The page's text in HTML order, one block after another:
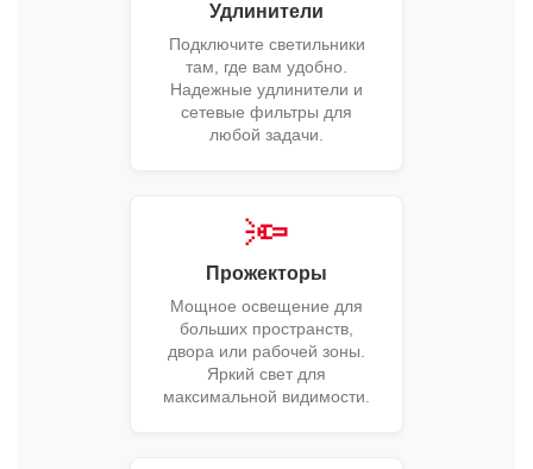
Удлинители
Подключите светильники
там, где вам удобно.
Надежные удлинители и
сетевые фильтры для
любой задачи.
🔦
Прожекторы
Мощное освещение для
больших пространств,
двора или рабочей зоны.
Яркий свет для
максимальной видимости.